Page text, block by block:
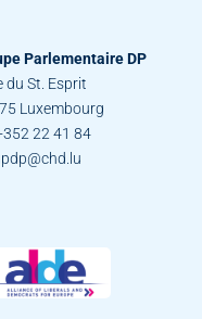
Parlementaire DP
du St. Esprit
Luxembourg
22 41 84